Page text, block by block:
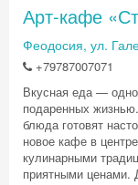
Арт-кафе
Феодосия, ул.
+79787007071
Вкусная еда —
подаренных
блюда готовят
новое кафе в
кулинарными
приятными ценами.